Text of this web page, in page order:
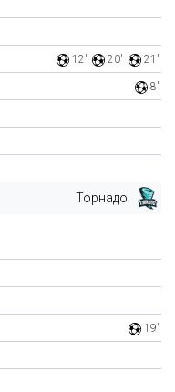
12' 20' 21'
8'
Торнадо
19'